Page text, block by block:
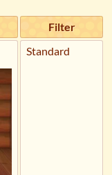
Filter
Standard